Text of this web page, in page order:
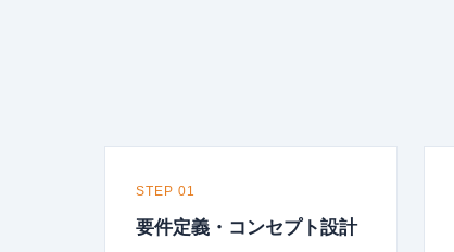
STEP 01
要件定義・コンセプト設計